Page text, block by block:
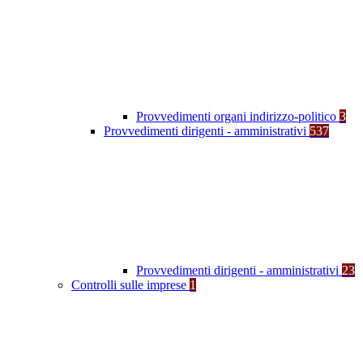
Provvedimenti organi indirizzo-politico 3
Provvedimenti dirigenti - amministrativi 537
Provvedimenti dirigenti - amministrativi 23
Controlli sulle imprese 1